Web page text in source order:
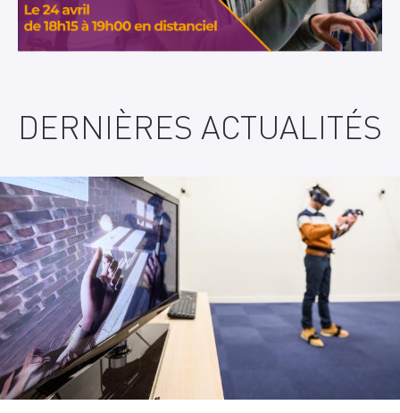
DERNIÈRES ACTUALITÉS